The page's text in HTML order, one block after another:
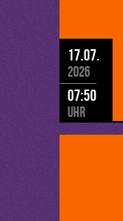
17.07.
2026
07:50
Uhr